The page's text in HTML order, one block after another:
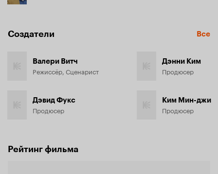
Создатели Все
Валери Витч
Режиссёр, Сценарист
Дэвид Фукс
Продюсер
Дэнни Ким
Продюсер
Ким Мин-джи
Продюсер
Рейтинг фильма